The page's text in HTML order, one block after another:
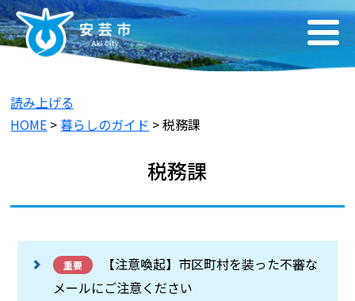
読み上げる
HOME >暮らしのガイド > 税務課
税務課
重要
【注意喚起】市区町村を装った不審な
メールにご注意ください